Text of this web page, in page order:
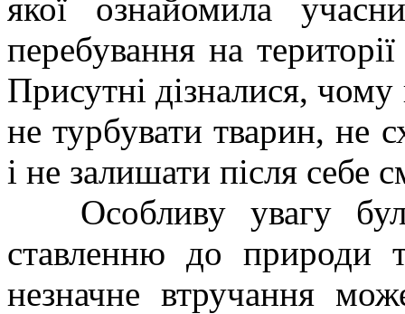
якої ознайомила
перебування на
Присутні дізналися,
не турбувати тварин, не
і не залишати після себе
Особливу увагу було
ставленню до природи
незначне втручання